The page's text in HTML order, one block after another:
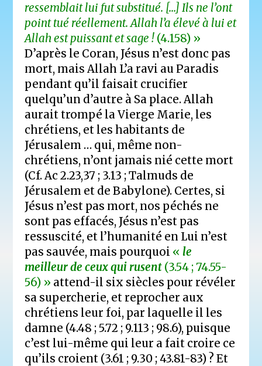
ressemblait lui fut substitué. […] Ils ne l’ont
point tué réellement. Allah l’a élevé à lui et
Allah est puissant et sage ! (4.158) »
D’après le Coran, Jésus n’est donc pas
mort, mais Allah L’a ravi au Paradis
pendant qu’il faisait crucifier
quelqu’un d’autre à Sa place. Allah
aurait trompé la Vierge Marie, les
chrétiens, et les habitants de
Jérusalem … qui, même non-
chrétiens, n’ont jamais nié cette mort
(Cf. Ac 2.23,37 ; 3.13 ; Talmuds de
Jérusalem et de Babylone). Certes, si
Jésus n’est pas mort, nos péchés ne
sont pas effacés, Jésus n’est pas
ressuscité, et l’humanité en Lui n’est
pas sauvée, mais pourquoi «le
meilleur de ceux qui rusent (3.54 ; 74.55-
56) » attend-il six siècles pour révéler
sa supercherie, et reprocher aux
chrétiens leur foi, par laquelle il les
damne (4.48 ; 5.72 ; 9.113 ; 98.6), puisque
c’est lui-même qui leur a fait croire ce
qu’ils croient (3.61 ; 9.30 ; 43.81-83) ? Et